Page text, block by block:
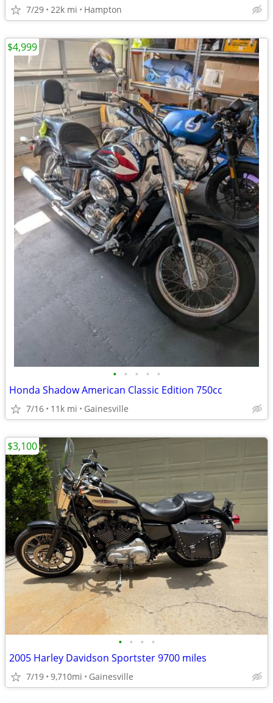
7/29 22k mi Hampton
• • • • •
Honda Shadow American Classic Edition 750cc
7/16 11k mi Gainesville
$4,999
• • • •
2005 Harley Davidson Sportster 9700 miles
7/19 9,710mi Gainesville
$3,100